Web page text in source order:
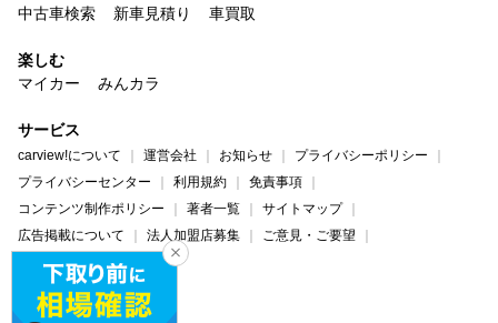
中古車検索
新車見積り 車買取
楽しむ
マイカー
みんカラ
サービス
carview!について 運営会社 お知らせ
プライバシーポリシー
プライバシーセンター
利用規約
免責事項
コンテンツ制作ポリシー
著者一覧
サイトマップ
広告掲載について
法人加盟店募集
ご意見・ご要望
ヘルプ・お問い合わせ
carview! Yahoo! JAPAN